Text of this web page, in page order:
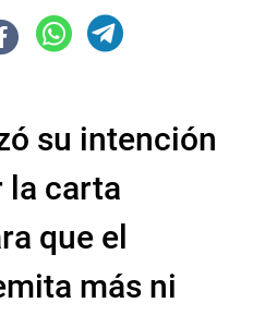
su intención
la carta
que el
más ni